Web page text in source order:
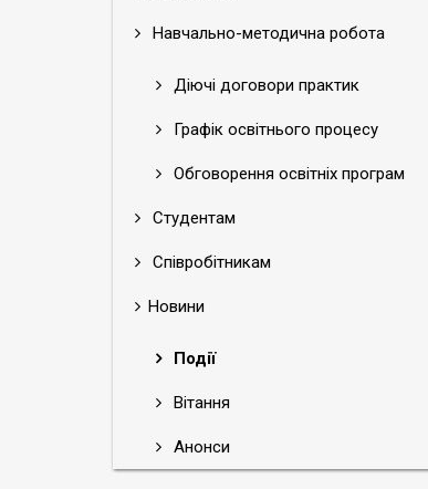
Навчально-методична робота
Діючі договори практик
Графік освітнього процесу
Обговорення освітніх програм
Студентам
Співробітникам
Новини
Події
Вітання
Анонси